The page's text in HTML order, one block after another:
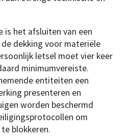
is het afsluiten van een
dekking voor materiële
letsel moet vier keer
minimumvereiste.
entiteiten een
presenteren en
worden beschermd
om
blokkeren.